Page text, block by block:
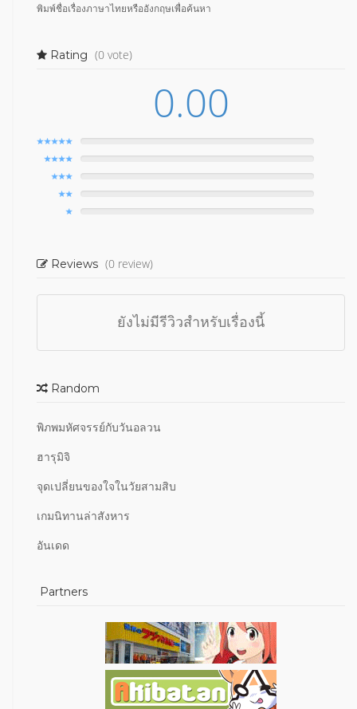
พิมพ์ชื่อเรื่องภาษาไทยหรืออังกฤษเพื่อค้นหา
Rating (0 vote)
0.00
Reviews (0 review)
ยังไม่มีรีวิวสำหรับเรื่องนี้
Random
พิภพมหัศจรรย์กับวันอลวน
ฮารุมิจิ
จุดเปลี่ยนของใจในวัยสามสิบ
เกมนิทานล่าสังหาร
อันเดด
Partners